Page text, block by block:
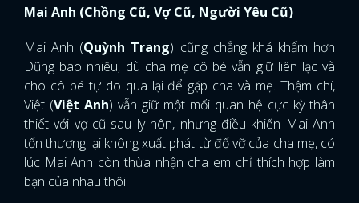
Mai Anh (Chồng Cũ, Vợ Cũ, Người Yêu Cũ)
Mai Anh (Quỳnh Trang) cũng chẳng khá khẩm hơn
Dũng bao nhiêu, dù cha mẹ cô bé vẫn giữ liên lạc và
cho cô bé tự do qua lại để gặp cha và mẹ. Thậm chí,
Việt (Việt Anh) vẫn giữ một mối quan hệ cực kỳ thân
thiết với vợ cũ sau ly hôn, nhưng điều khiến Mai Anh
tổn thương lại không xuất phát từ đổ vỡ của cha mẹ, có
lúc Mai Anh còn thừa nhận cha em chỉ thích hợp làm
bạn của nhau thôi.